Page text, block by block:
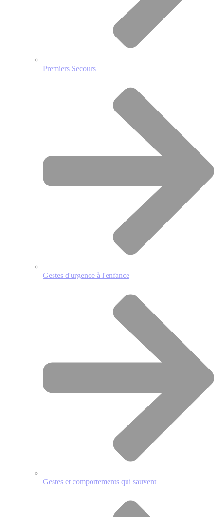
Premiers Secours
Gestes d'urgence à l'enfance
Gestes et comportements qui sauvent